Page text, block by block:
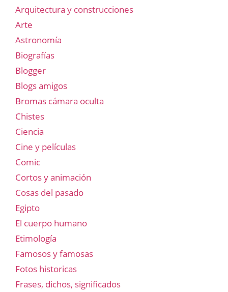
Arquitectura y construcciones
Arte
Astronomía
Biografías
Blogger
Blogs amigos
Bromas cámara oculta
Chistes
Ciencia
Cine y películas
Comic
Cortos y animación
Cosas del pasado
Egipto
El cuerpo humano
Etimología
Famosos y famosas
Fotos historicas
Frases, dichos, significados